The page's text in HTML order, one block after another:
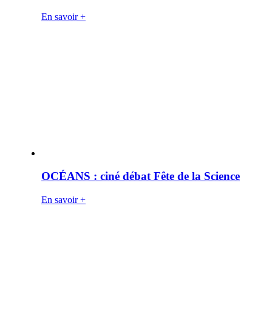
En savoir +
OCÉANS : ciné débat Fête de la Science
En savoir +